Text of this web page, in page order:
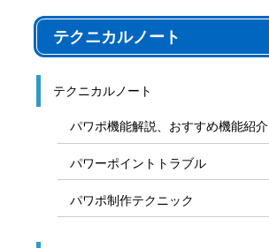
テクニカルノート
テクニカルノート
パワポ機能解説、おすすめ機能紹介
パワーポイントトラブル
パワポ制作テクニック